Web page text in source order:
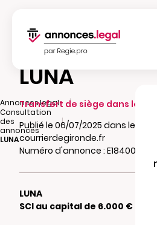
Annonces.legal
|
Consultation
des
annonces
|
LUNA
LUNA
Transfert de siège dans le
Publié le 06/07/2025 dans le
courrierdegironde.fr
Numéro d'annonce :
LUNA
SCI au capital de 6.000 €